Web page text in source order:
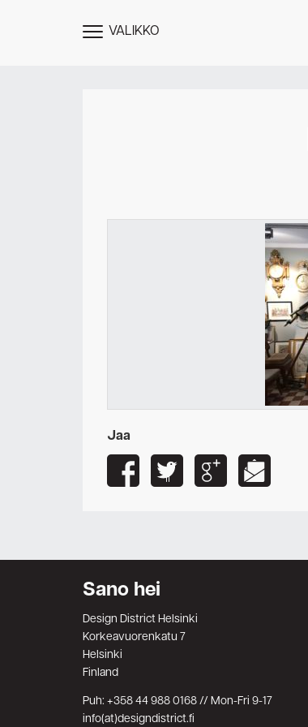
NÄYTÄVALIKKO
Jaa
Sano hei
Design District Helsinki
Korkeavuorenkatu 7
Helsinki
Finland
Puh: +358 44 988 0168 // Mon-Fri 9-17
info(at)designdistrict.fi